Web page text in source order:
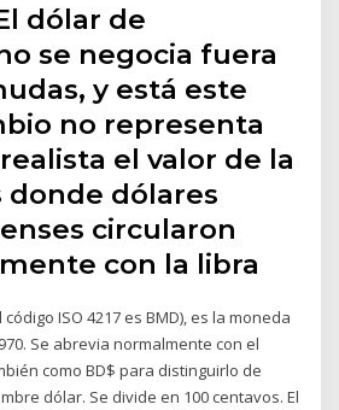
dólar de
se negocia fuera
y está este
no representa
el valor de la
donde dólares
circularon
con la libra
ISO 4217 es BMD), es la moneda
Se abrevia normalmente con el
como BD$ para distinguirlo de
dólar. Se divide en 100 centavos. El